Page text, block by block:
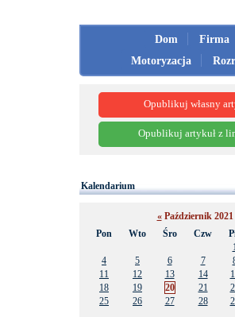
Dom Firma
Motoryzacja
Opublikuj własny
Opublikuj artykuł z
Kalendarium
«Październik 2021
Pon
Wto Śro Czw
1
4
5 6 7
11
12 13 14
18
19 20 21
25
26 27 28